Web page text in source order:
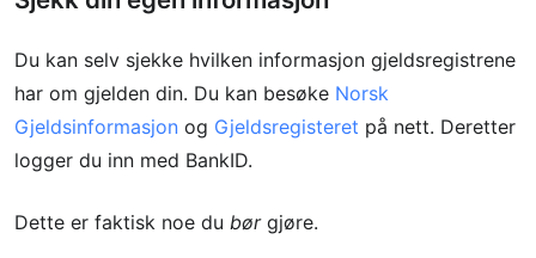
Du kan selv sjekke hvilken informasjon gjeldsregistrene
har om gjelden din. Du kan besøke Norsk
Gjeldsinformasjon og Gjeldsregisteret på nett. Deretter
logger du inn med BankID.
Dette er faktisk noe du børgjøre.